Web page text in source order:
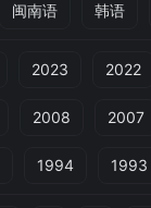
闽南语 韩语
2023 2022
2008 2007
1994 1993